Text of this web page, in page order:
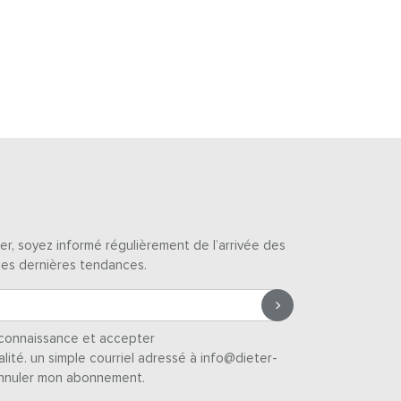
soyez informé régulièrement de l’arrivée des
dernières tendances.
et accepter
. un simple courriel adressé à info@dieter-
mon abonnement.